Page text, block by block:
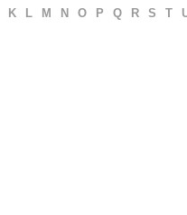
K L M N O P Q R S T